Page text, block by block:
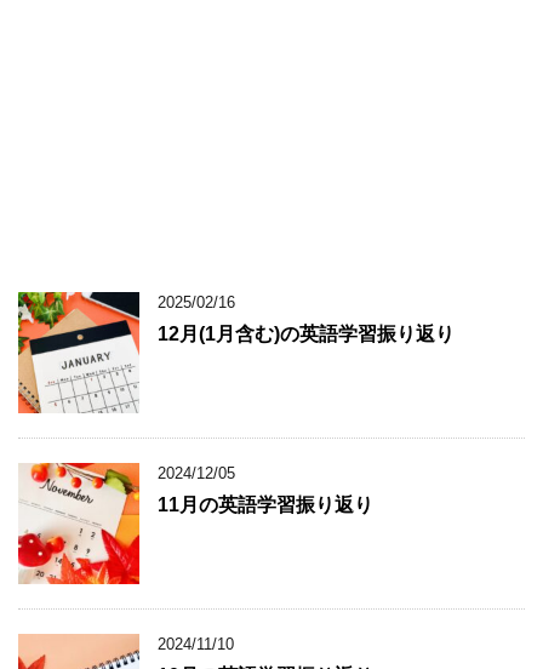
2025/02/16
12月(1月含む)の英語学習振り返り
2024/12/05
11月の英語学習振り返り
2024/11/10